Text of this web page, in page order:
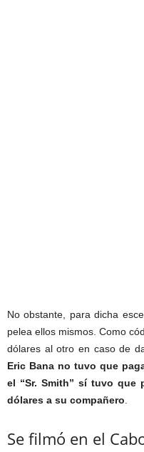
No obstante, para dicha
pelea ellos mismos. Como
dólares al otro en caso de
Eric Bana no tuvo que
el “Sr. Smith” sí tuvo que
dólares a su compañero.
Se filmó en el